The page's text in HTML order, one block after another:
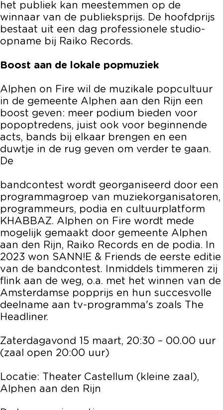
het publiek kan meestemmen op de
winnaar van de publieksprijs. De hoofdprijs
bestaat uit een dag professionele studio-
opname bij Raiko Records.
Boost aan de lokale popmuziek
Alphen on Fire wil de muzikale popcultuur
in de gemeente Alphen aan den Rijn een
boost geven: meer podium bieden voor
popoptredens, juist ook voor beginnende
acts, bands bij elkaar brengen en een
duwtje in de rug geven om verder te gaan.
De
bandcontest wordt georganiseerd door een
programmagroep van muziekorganisatoren,
programmeurs, podia en cultuurplatform
KHABBAZ. Alphen on Fire wordt mede
mogelijk gemaakt door gemeente Alphen
aan den Rijn, Raiko Records en de podia. In
2023 won SANN!E & Friends de eerste editie
van de bandcontest. Inmiddels timmeren zij
flink aan de weg, o.a. met het winnen van de
Amsterdamse popprijs en hun succesvolle
deelname aan tv-programma's zoals The
Headliner.
Zaterdagavond 15 maart, 20:30 – 00.00 uur
(zaal open 20:00 uur)
Locatie: Theater Castellum (kleine zaal),
Alphen aan den Rijn